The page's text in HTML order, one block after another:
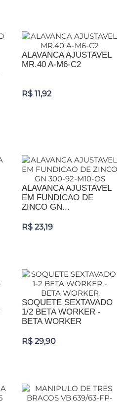
ALAVANCA AJUSTAVEL
MR.40 A-M6-C2
R$ 11,92
ALAVANCA AJUSTAVEL
EM FUNDICAO DE
ZINCO GN...
R$ 23,19
SOQUETE SEXTAVADO
1/2 BETA WORKER -
BETA WORKER
R$ 29,90